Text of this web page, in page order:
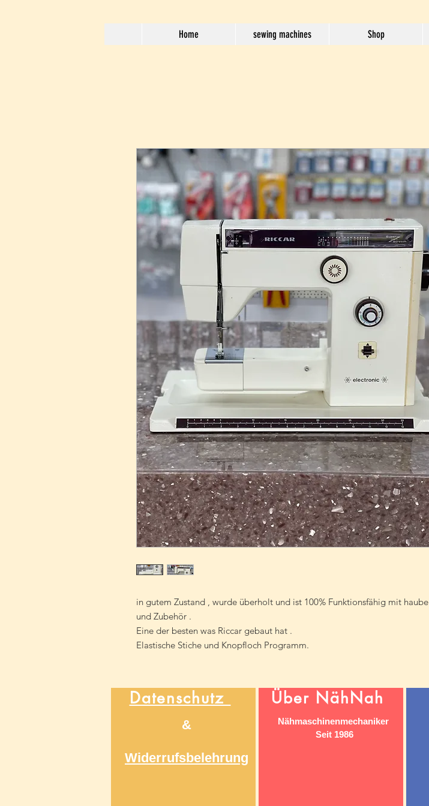
Home sewing machines Shop
in gutem Zustand , wurde überholt und ist 100% Funktionsfähig mit haube
und Zubehör .
Eine der besten was Riccar gebaut hat .
Elastische Stiche und Knopfloch Programm.
Datenschutz
&
Widerrufsbelehrung
Über NähNah
Nähmaschinenmechaniker
Seit 1986